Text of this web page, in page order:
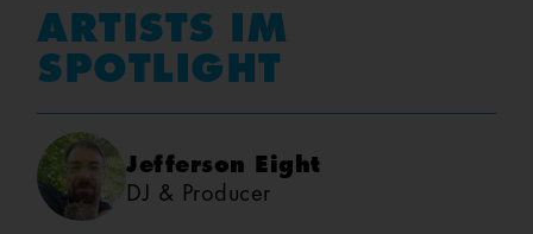
ARTISTS IM
SPOTLIGHT
Jefferson Eight
DJ & Producer